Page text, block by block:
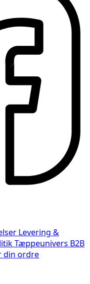
Levering &
Tæppeunivers B2B
din ordre